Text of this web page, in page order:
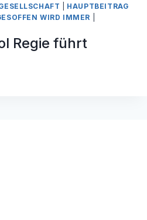
HAUPTBEITRAG
WIRD IMMER
Regie führt